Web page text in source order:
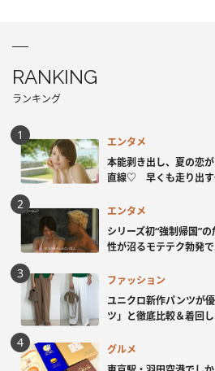
RANKING
ランキング
エンタメ
本能剥き出し、夏の恋
直線♡ 早くも走り出す
エンタメ
シリーズ初“強制帰国”
性が沼るモテテク勃発
ファッション
ユニクロ新作パンツが
ツ」と徹底比較＆着回
グルメ